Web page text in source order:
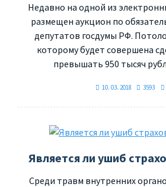
Недавно на одной из
размещен аукцион по
депутатов госдумы РФ.
которому будет совершена
превышать 950 тысяч
10. 03. 2018 3593
Является ли ушиб
Среди травм внутренних